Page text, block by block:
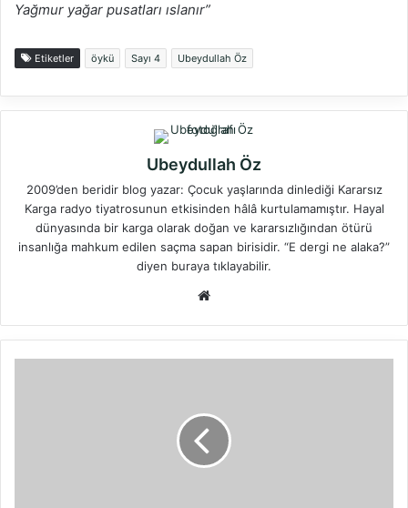
Yağmur yağar pusatları ıslanır”
Etiketler öykü Sayı 4 Ubeydullah Öz
Ubeydullah Öz
2009’den beridir blog yazar: Çocuk yaşlarında dinlediği Kararsız
Karga radyo tiyatrosunun etkisinden hâlâ kurtulamamıştır. Hayal
dünyasında bir karga olarak doğan ve kararsızlığından ötürü
insanlığa mahkum edilen saçma sapan birisidir. “E dergi ne alaka?”
diyen buraya tıklayabilir.